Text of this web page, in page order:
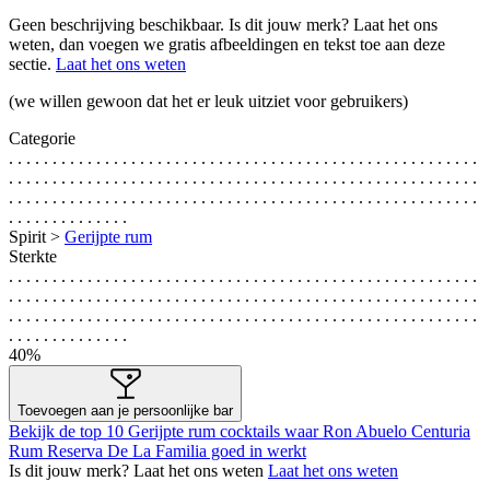
Geen beschrijving beschikbaar. Is dit jouw merk? Laat het ons
weten, dan voegen we gratis afbeeldingen en tekst toe aan deze
sectie. Laat het ons weten
(we willen gewoon dat het er leuk uitziet voor gebruikers)
Categorie
. . . . . . . . . . . . . . . . . . . . . . . . . . . . . . . . . . . . . . . . . . . . . . . . . . . . . .
. . . . . . . . . . . . . . . . . . . . . . . . . . . . . . . . . . . . . . . . . . . . . . . . . . . . . .
. . . . . . . . . . . . . . . . . . . . . . . . . . . . . . . . . . . . . . . . . . . . . . . . . . . . . .
. . . . . . . . . . . . . .
Spirit > Gerijpte rum
Sterkte
. . . . . . . . . . . . . . . . . . . . . . . . . . . . . . . . . . . . . . . . . . . . . . . . . . . . . .
. . . . . . . . . . . . . . . . . . . . . . . . . . . . . . . . . . . . . . . . . . . . . . . . . . . . . .
. . . . . . . . . . . . . . . . . . . . . . . . . . . . . . . . . . . . . . . . . . . . . . . . . . . . . .
. . . . . . . . . . . . . .
40%
Toevoegen aan je persoonlijke bar
Bekijk de top 10 Gerijpte rum cocktails waar Ron Abuelo Centuria
Rum Reserva De La Familia goed in werkt
Is dit jouw merk? Laat het ons weten Laat het ons weten